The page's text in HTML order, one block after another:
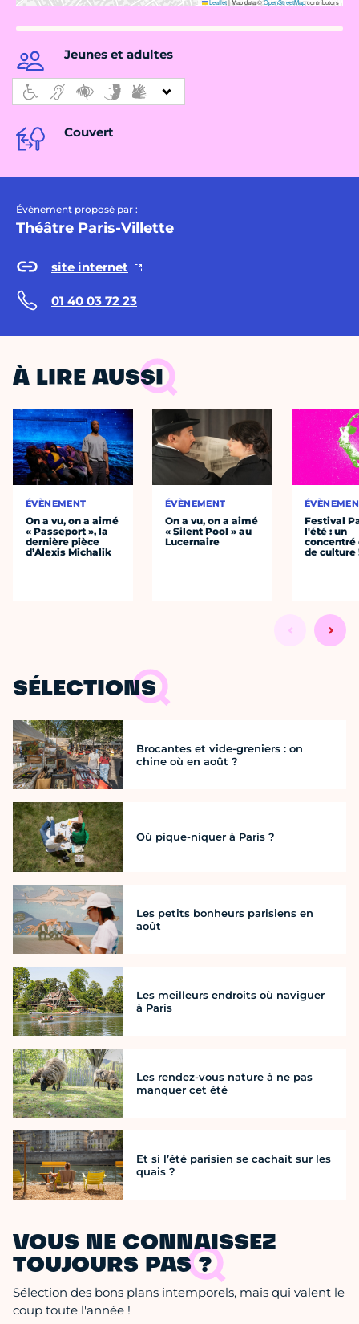
Leaflet Map data ©OpenStreetMapcontributors
Jeunes et adultes
Couvert
Évènement proposé par :
Théâtre Paris-Villette
site internet
01 40 03 72 23
À LIRE AUSSI
ÉVÈNEMENT
On a vu, on a aimé
« Passeport », la
dernière pièce
d’Alexis Michalik
ÉVÈNEMENT
On a vu, on a aimé
« Silent Pool » au
Lucernaire
Festival
l'été : un
concentré
de culture
SÉLECTIONS
Brocantes et vide-greniers : on
chine où en août ?
Où pique-niquer à Paris ?
Les petits bonheurs parisiens en
août
Les meilleurs endroits où naviguer
à Paris
Les rendez-vous nature à ne pas
manquer cet été
Et si l’été parisien se cachait sur les
quais ?
VOUS NE CONNAISSEZ
TOUJOURS PAS ?
Sélection des bons plans intemporels, mais qui valent le
coup toute l'année !